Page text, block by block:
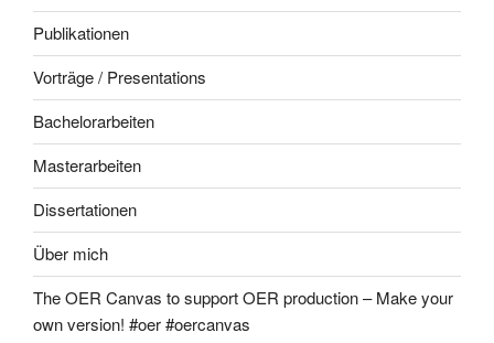
Publikationen
Vorträge / Presentations
Bachelorarbeiten
Masterarbeiten
Dissertationen
Über mich
The OER Canvas to support OER production – Make your
own version! #oer #oercanvas